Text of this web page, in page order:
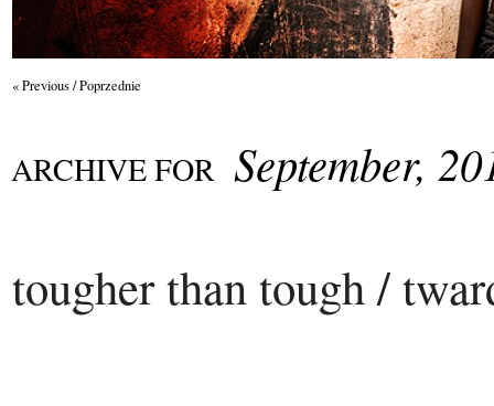
« Previous / Poprzednie
ARCHIVE FOR September,
tougher than tough /